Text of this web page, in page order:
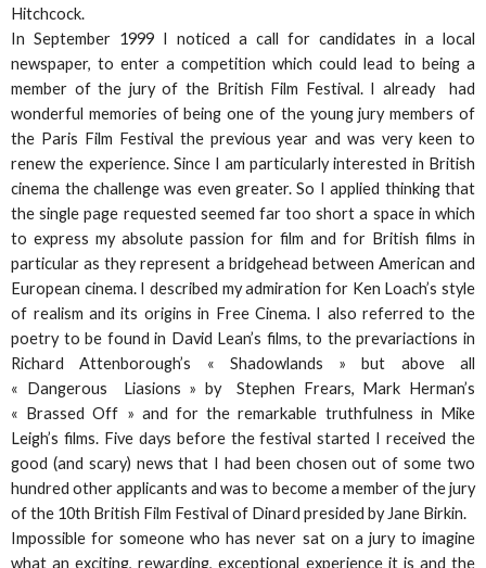
Hitchcock.
In September 1999 I noticed a call for candidates in a local
newspaper, to enter a competition which could lead to being a
member of the jury of the British Film Festival. I already had
wonderful memories of being one of the young jury members of
the Paris Film Festival the previous year and was very keen to
renew the experience. Since I am particularly interested in British
cinema the challenge was even greater. So I applied thinking that
the single page requested seemed far too short a space in which
to express my absolute passion for film and for British films in
particular as they represent a bridgehead between American and
European cinema. I described my admiration for Ken Loach’s style
of realism and its origins in Free Cinema. I also referred to the
poetry to be found in David Lean’s films, to the prevariactions in
Richard Attenborough’s « Shadowlands » but above all
« Dangerous Liasions » by Stephen Frears, Mark Herman’s
« Brassed Off » and for the remarkable truthfulness in Mike
Leigh’s films. Five days before the festival started I received the
good (and scary) news that I had been chosen out of some two
hundred other applicants and was to become a member of the jury
of the 10th British Film Festival of Dinard presided by Jane Birkin.
Impossible for someone who has never sat on a jury to imagine
what an exciting, rewarding, exceptional experience it is and the